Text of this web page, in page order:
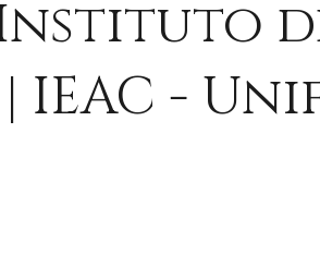
| IEAC - U